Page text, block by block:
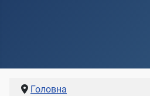
Головна